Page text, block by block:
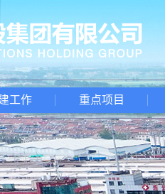
工作 重点项目